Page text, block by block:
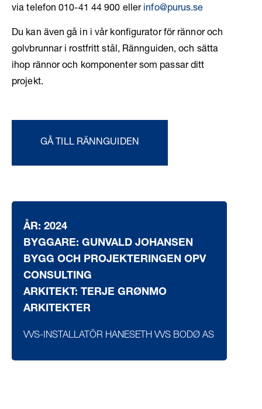
via telefon 010-41 44 900 eller info@purus.se
Du kan även gå in i vår konfigurator för rännor och
golvbrunnar i rostfritt stål, Rännguiden, och sätta
ihop rännor och komponenter som passar ditt
projekt.
GÅ TILL RÄNNGUIDEN
ÅR: 2024
BYGGARE: GUNVALD JOHANSEN
BYGG OCH PROJEKTERINGEN OPV
CONSULTING
ARKITEKT: TERJE GRØNMO
ARKITEKTER
VVS-INSTALLATÖR HANESETH VVS BODØ AS